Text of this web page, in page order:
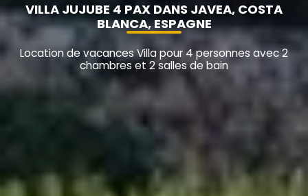
VILLA JUJUBE 4 PAX DANS JAVEA, COSTA
BLANCA, ESPAGNE
Location de vacances Villa pour 4 personnes avec 2
chambres et 2 salles de bain